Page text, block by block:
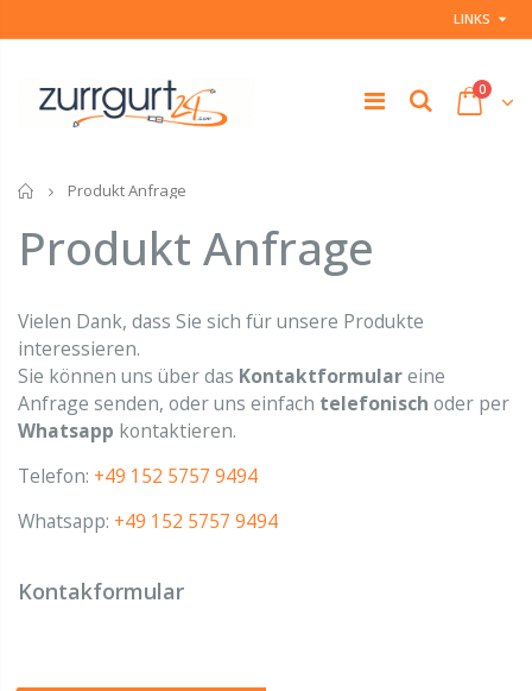
LINKS
0
Startseite
Produkt Anfrage
Produkt Anfrage
Vielen Dank, dass Sie sich für unsere Produkte
interessieren.
Sie können uns über das Kontaktformulareine
Anfrage senden, oder uns einfach telefonisch oder per
Whatsapp kontaktieren.
Telefon: +49 152 5757 9494
Whatsapp: +49 152 5757 9494
Kontakformular